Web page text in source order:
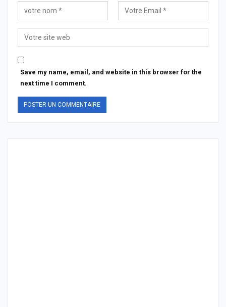
Save my name, email, and website in this browser for the
next time I comment.